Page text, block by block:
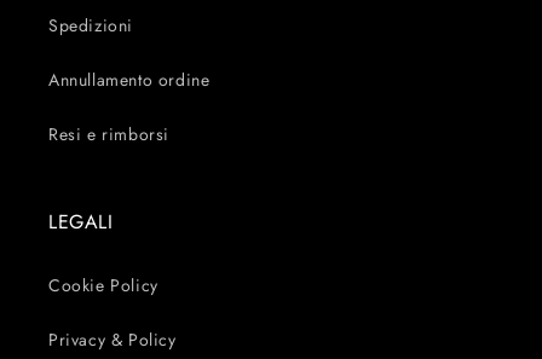
Spedizioni
Annullamento ordine
Resi e rimborsi
LEGALI
Cookie Policy
Privacy & Policy